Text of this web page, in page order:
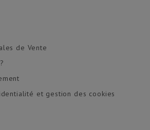
de Vente
et gestion des cookies